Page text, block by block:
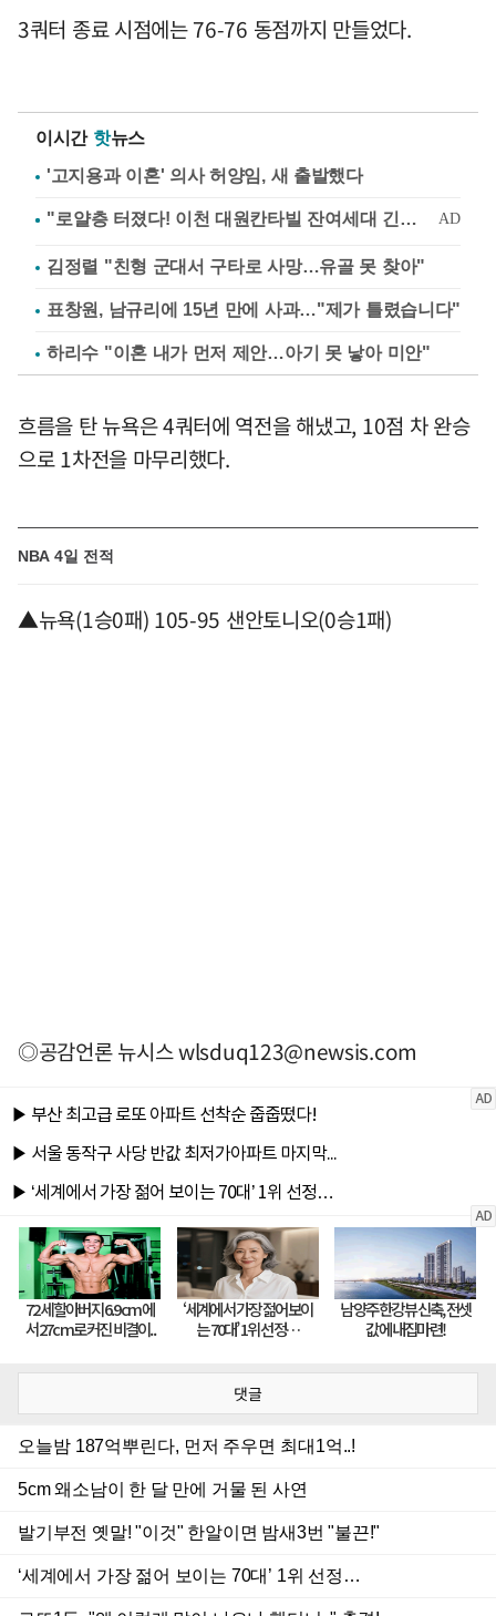
3쿼터 종료 시점에는 76-76 동점까지 만들었다.
이시간 핫뉴스
'고지용과 이혼' 의사 허양임, 새 출발했다
김정렬 "친형 군대서 구타로 사망…유골 못 찾아"
표창원, 남규리에 15년 만에 사과…"제가 틀렸습니다"
하리수 "이혼 내가 먼저 제안…아기 못 낳아 미안"
흐름을 탄 뉴욕은 4쿼터에 역전을 해냈고, 10점 차 완승
으로 1차전을 마무리했다.
NBA 4일 전적
▲뉴욕(1승0패) 105-95 샌안토니오(0승1패)
◎공감언론 뉴시스wlsduq123@newsis.com
댓글